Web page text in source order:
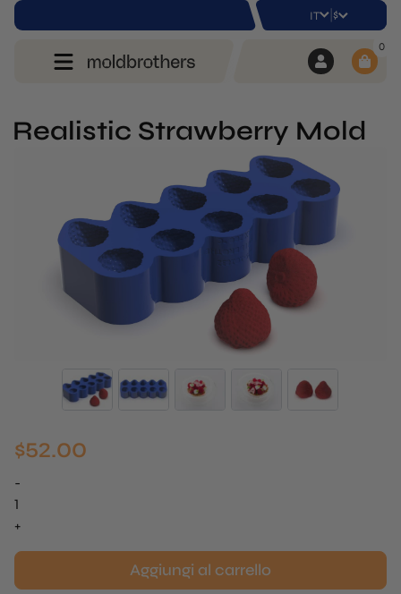
IT | $
0
Realistic Strawberry Mold
$52.00
-
Fragola
realistica
+
Aggiungi al carrello